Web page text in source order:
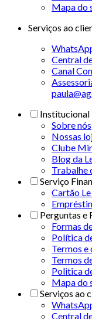
Mapa do
Serviços ao
Central
Canal
Institucional
Sobre nós
Nossas
Clube
Blog da
Trabalhe
Serviço
Cartão
Perguntas e
Formas
Política
Termos e
Termos
Politica
Mapa do
Serviços ao
Central